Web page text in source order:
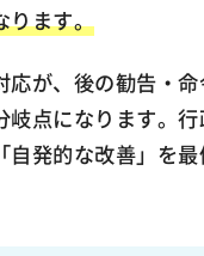
ります。
応が、後の勧告・
岐点になります。
自発的な改善」を